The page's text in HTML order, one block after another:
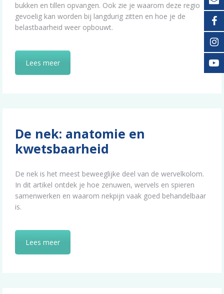
bukken en tillen opvangen. Ook zie je waarom deze regio
gevoelig kan worden bij langdurig zitten en hoe je de
belastbaarheid weer opbouwt.
Lees meer
De nek: anatomie en
kwetsbaarheid
De nek is het meest beweeglijke deel van de wervelkolom.
In dit artikel ontdek je hoe zenuwen, wervels en spieren
samenwerken en waarom nekpijn vaak goed behandelbaar
is.
Lees meer